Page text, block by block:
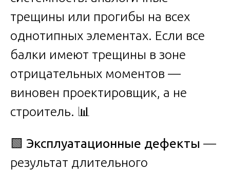
трещины или прогибы на всех
однотипных элементах. Если все
балки имеют трещины в зоне
отрицательных моментов —
виновен проектировщик, а не
строитель. 📊
🟩 Эксплуатационные дефекты —
результат длительного